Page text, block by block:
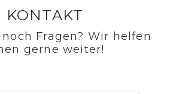
KONTAKT
Fragen? Wir helfen
gerne weiter!​